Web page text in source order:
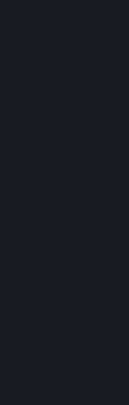
3. 与公共安全、公共卫生、重大公
4. 与刑事侦查、起诉、审判和判决
5. 出于维护您或其他个人的生命、
6. 所涉及的个人信息是您自行向社
7. 根据您的要求签订和履行合同所必
8. 从合法公开披露的信息中收集的
9. 维护所提供的内容和服务的安全
（一） 我们会根据本政策的规定并
（二） 根据收集的数据（包括您所
们会通知您有关更新或升级的服务
您所需的客户支持、技术咨询或问
戏更新、竞赛、促销信息、特殊活动
（三） 请您注意，就您在使用我们
所有个人信息，除非被您删除或您
集，否则您将被视为在使用平台期
此同意，我们和我们的合作伙伴在
（四） 在收集您的个人信息后，我
措施来保护信息的安全性，例如，
已处
意，我们和我们的合作伙伴有权在
已处理数据并对用户数据库进行分
（五） 我们和我们的合作伙伴会对
进行统计，将这些统计信息用于市
计中，以使内容和服务更加符合您
我们更好地理解和服务我们的用户
方共享这些统计信息，以展示内容
这些统计信息不包含任何可用来识